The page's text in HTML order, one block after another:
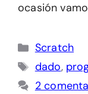
ocasión
Categorías
Scratch
Etiquetas
dado,
2